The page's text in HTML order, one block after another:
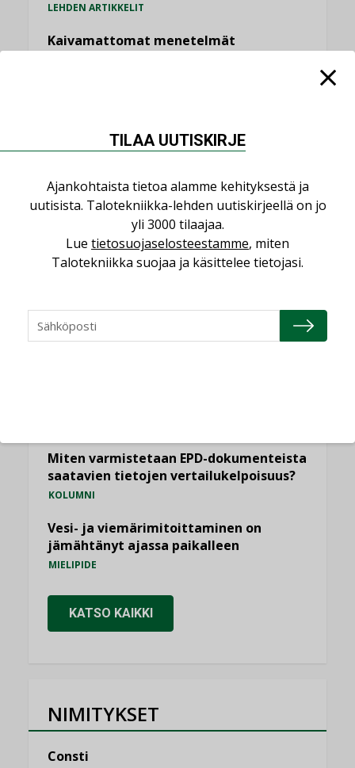
LEHDEN ARTIKKELIT
Kaivamattomat menetelmät
NÄKÖKULMIA
Puheista tekoihin – uusin teknologia
Sähköistäminen säästää euroja
Miten varmistetaan EPD-dokumenteista
saatavien tietojen vertailukelpoisuus?
KOLUMNI
Vesi- ja viemärimitoittaminen on
jämähtänyt ajassa paikalleen
MIELIPIDE
KATSO KAIKKI
NIMITYKSET
Consti
TILAA UUTISKIRJE
Ajankohtaista tietoa alamme kehityksestä ja
uutisista. Talotekniikka-lehden uutiskirjeellä on jo
yli 3000 tilaajaa.
Lue tietosuojaselosteestamme, miten
Talotekniikka suojaa ja käsittelee tietojasi.